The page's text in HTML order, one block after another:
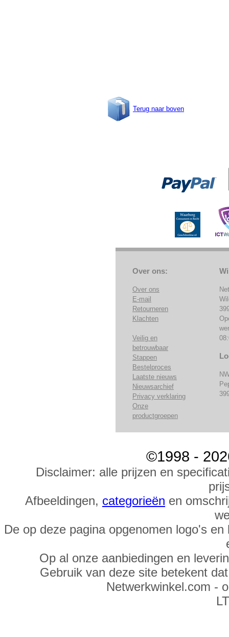
Terug naar boven
Over ons:
Over ons
E-mail
Retourneren
Klachten
Veilig en
betrouwbaar
Stappen
Bestelproces
Laatste nieuws
Nieuwsarchief
Privacy verklaring
Onze
productgroepen
©1998 -
Disclaimer: alle prijzen en
Afbeeldingen, categorieën en
De op deze pagina opgenomen logo's
Op al onze aanbiedingen en
Gebruik van deze site betekent
Netwerkwinkel.com -